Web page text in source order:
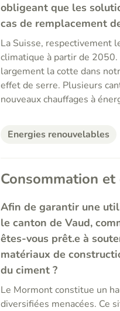
obligeant que les
cas de remplacement
La Suisse, respectivement
climatique à partir de
largement la cotte dans
effet de serre. Plusieurs
nouveaux chauffages à
Energies renouvelables
Consommation et
Afin de garantir une
le canton de Vaud,
êtes-vous prêt.e à
matériaux de
du ciment ?
Le Mormont constitue un
diversifiées menacées. Ce